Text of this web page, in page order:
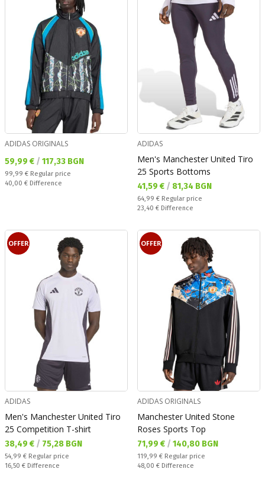
ADIDAS ORIGINALS
Текуща цена:
59,99 € / 117,33 BGN
Regular price:
99,99 € Regular price
Спестявате:
40,00 € Difference
ADIDAS
Men's Manchester United Tiro
25 Sports Bottoms
Текуща цена:
41,59 € / 81,34 BGN
Regular price:
64,99 € Regular price
Спестявате:
23,40 € Difference
OFFER
ADIDAS
Men's Manchester United Tiro
25 Competition T-shirt
Текуща цена:
38,49 € / 75,28 BGN
Regular price:
54,99 € Regular price
Спестявате:
16,50 € Difference
OFFER
ADIDAS ORIGINALS
Manchester United Stone
Roses Sports Top
Текуща цена:
71,99 € / 140,80 BGN
Regular price:
119,99 € Regular price
Спестявате:
48,00 € Difference